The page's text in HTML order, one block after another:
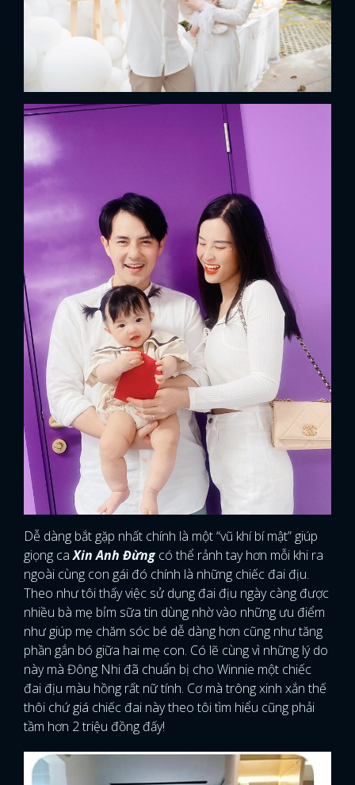
Dễ dàng bắt gặp nhất chính là một “vũ khí bí mật” giúp
giọng caXin Anh Đừngcó thể rảnh tay hơn mỗi khi ra
ngoài cùng con gái đó chính là những chiếc đai địu.
Theo như tôi thấy việc sử dụng đai địu ngày càng được
nhiều bà mẹ bỉm sữa tin dùng nhờ vào những ưu điểm
như giúp mẹ chăm sóc bé dễ dàng hơn cũng như tăng
phần gắn bó giữa hai mẹ con. Có lẽ cùng vì những lý do
này mà Đông Nhi đã chuẩn bị cho Winnie một chiếc
đai địu màu hồng rất nữ tính. Cơ mà trông xinh xắn thế
thôi chứ giá chiếc đai này theo tôi tìm hiểu cũng phải
tầm hơn 2 triệu đồng đấy!